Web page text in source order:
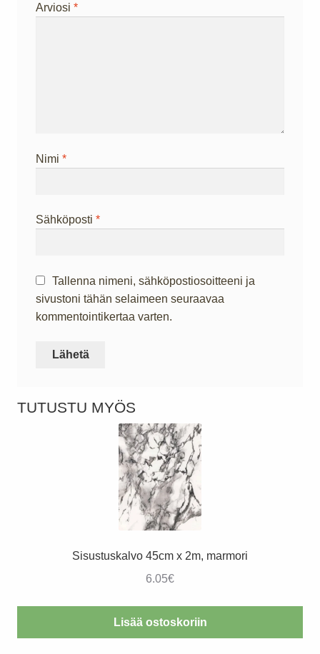
Arviosi *
Nimi *
Sähköposti *
Tallenna nimeni, sähköpostiosoitteeni ja
sivustoni tähän selaimeen seuraavaa
kommentointikertaa varten.
TUTUSTU MYÖS
Sisustuskalvo 45cm x 2m, marmori
6.05€
Lisää ostoskoriin